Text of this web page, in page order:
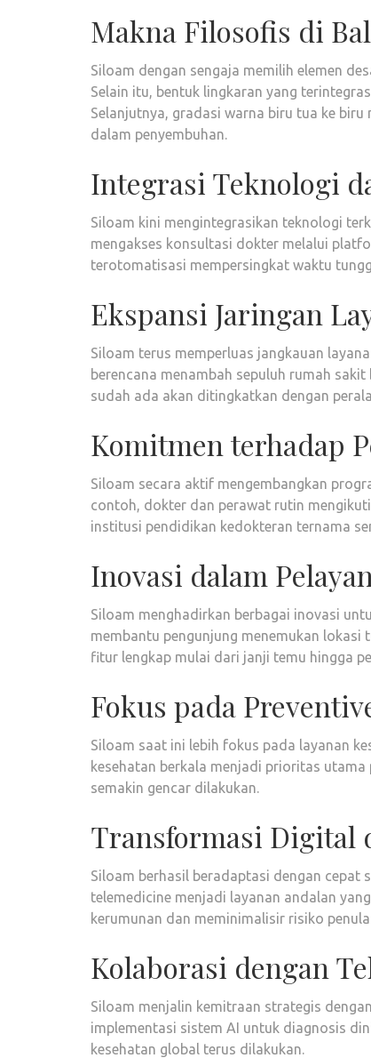
Makna Filosofis di
Siloam dengan sengaja memilih elemen
Selain itu, bentuk lingkaran yang
Selanjutnya, gradasi warna biru tua ke
dalam penyembuhan.
Integrasi Teknologi
Siloam kini mengintegrasikan teknologi
mengakses konsultasi dokter melalui
terotomatisasi mempersingkat waktu
Ekspansi Jaringan
Siloam terus memperluas jangkauan
berencana menambah sepuluh rumah
sudah ada akan ditingkatkan dengan
Komitmen terhadap
Siloam secara aktif mengembangkan
contoh, dokter dan perawat rutin
institusi pendidikan kedokteran ternama
Inovasi dalam
Siloam menghadirkan berbagai inovasi
membantu pengunjung menemukan lokasi
fitur lengkap mulai dari janji temu hingga
Fokus pada
Siloam saat ini lebih fokus pada layanan
kesehatan berkala menjadi prioritas
semakin gencar dilakukan.
Transformasi Digital
Siloam berhasil beradaptasi dengan cepat
telemedicine menjadi layanan andalan
kerumunan dan meminimalisir risiko
Kolaborasi dengan
Siloam menjalin kemitraan strategis
implementasi sistem AI untuk diagnosis
kesehatan global terus dilakukan.